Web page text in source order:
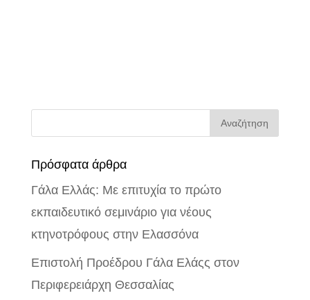
Πρόσφατα άρθρα
Γάλα Ελλάς: Με επιτυχία το πρώτο
εκπαιδευτικό σεμινάριο για νέους
κτηνοτρόφους στην Ελασσόνα
Επιστολή Προέδρου Γάλα Ελάςς στον
Περιφερειάρχη Θεσσαλίας